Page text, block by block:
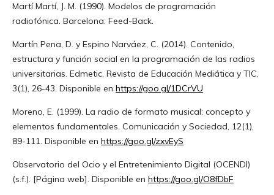
Martí Martí, J. M. (1990). Modelos de programación
radiofónica. Barcelona: Feed-Back.
Martín Pena, D. y Espino Narváez, C. (2014). Contenido,
estructura y función social en la programación de las radios
universitarias. Edmetic, Revista de Educación Mediática y TIC,
3(1), 26-43. Disponible en https://goo.gl/1DCrVU
Moreno, E. (1999). La radio de formato musical: concepto y
elementos fundamentales. Comunicación y Sociedad, 12(1),
89-111. Disponible en https://goo.gl/zxvEyS
Observatorio del Ocio y el Entretenimiento Digital (OCENDI)
(s.f.). [Página web]. Disponible en https://goo.gl/O8fDbF